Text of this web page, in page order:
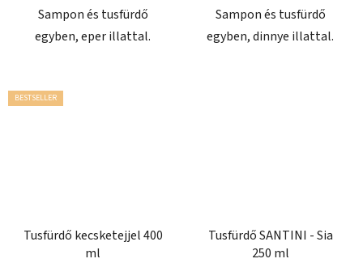
Sampon és tusfürdő
egyben, eper illattal.
Sampon és tusfürdő
egyben, dinnye illattal.
BESTSELLER
Tusfürdő kecsketejjel 400
ml
Tusfürdő SANTINI - Sia
250 ml